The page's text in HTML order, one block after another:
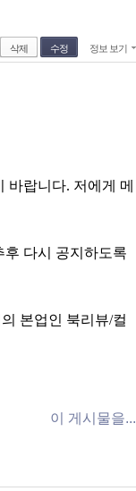
삭제 수정 정보 보기
바랍니다. 저에게 메
다시 공지하도록
본업인 북리뷰/컬
이 게시물을...